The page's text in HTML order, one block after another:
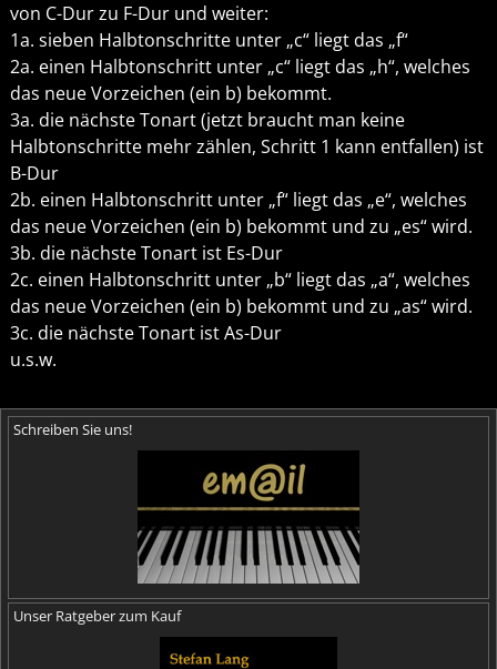
von C-Dur zu F-Dur und weiter:
1a. sieben Halbtonschritte unter „c“ liegt das „f“
2a. einen Halbtonschritt unter „c“ liegt das „h“, welches
das neue Vorzeichen (ein b) bekommt.
3a. die nächste Tonart (jetzt braucht man keine
Halbtonschritte mehr zählen, Schritt 1 kann entfallen) ist
B-Dur
2b. einen Halbtonschritt unter „f“ liegt das „e“, welches
das neue Vorzeichen (ein b) bekommt und zu „es“ wird.
3b. die nächste Tonart ist Es-Dur
2c. einen Halbtonschritt unter „b“ liegt das „a“, welches
das neue Vorzeichen (ein b) bekommt und zu „as“ wird.
3c. die nächste Tonart ist As-Dur
u.s.w.
Schreiben Sie uns!
Unser Ratgeber zum Kauf